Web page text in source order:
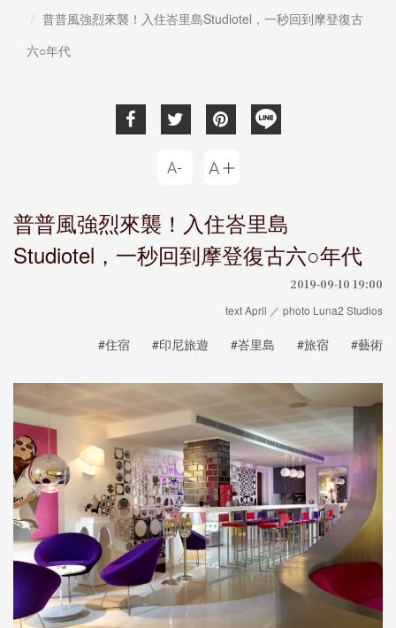
普普風強烈來襲！入住峇里島Studiotel，一秒回到摩登復古
六○年代
普普風強烈來襲！入住峇里島
Studiotel，一秒回到摩登復古六○年代
2019-09-10 19:00
text April ／ photo Luna2 Studios
#住宿 #印尼旅遊 #峇里島 #旅宿 #藝術